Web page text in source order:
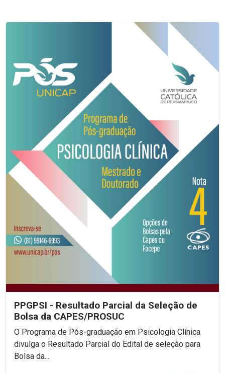
PPGPSI - Resultado Parcial da Seleção de
Bolsa da CAPES/PROSUC
O Programa de Pós-graduação em Psicologia Clínica
divulga o Resultado Parcial do Edital de seleção para
Bolsa da...